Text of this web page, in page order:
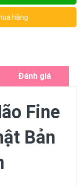
hàng
Đánh giá
Fine
Bản